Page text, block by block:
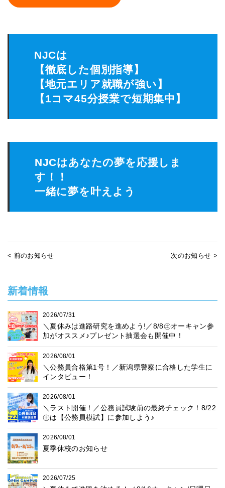
NJCは
【徹底した個別指導】
【地元エリア就職が強い】
【1コマ45分授業で短期集中】
NJCはあなたの夢を応援しま
す！！
一緒に夢を叶えよう
< 前のお知らせ 次のお知らせ >
新着情報
2026/07/31
＼夏休みは進路研究を進めよう!／8/8㊏オーキャン参
加がオススメ♪プレゼント抽選会も開催中！
2026/08/01
＼公務員合格第1号！／新潟県警察に合格した学生に
インタビュー！
2026/08/01
＼ラスト開催！／公務員試験前の最終チェック！8/22
㊏は【公務員模試】に参加しよう♪
2026/08/01
夏季休校のお知らせ
2026/07/25